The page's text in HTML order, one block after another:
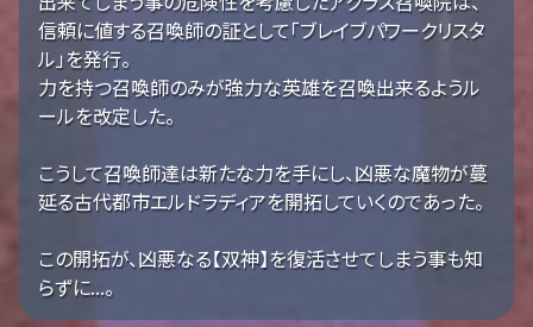
信頼に値する召喚師の証として「ブレイブパワークリスタ
ル」を発行。
力を持つ召喚師のみが強力な英雄を召喚出来るようル
ールを改定した。
こうして召喚師達は新たな力を手にし、凶悪な魔物が蔓
延る古代都市エルドラディアを開拓していくのであった。
この開拓が、凶悪なる【双神】を復活させてしまう事も知
らずに...。